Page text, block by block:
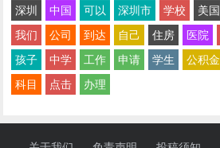
深圳 中国 可以 深圳市 学校 美国
我们
公司 到达 自己 住房 医院
孩子
中学 工作 申请 学生 公积金
科目
点击 办理